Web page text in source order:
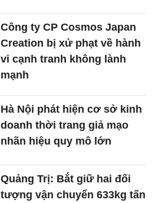
Công ty CP Cosmos Japan
Creation bị xử phạt về hành
vi cạnh tranh không lành
mạnh
Hà Nội phát hiện cơ sở kinh
doanh thời trang giả mạo
nhãn hiệu quy mô lớn
Quảng Trị: Bắt giữ hai đối
tượng vận chuyển 633kg tấn